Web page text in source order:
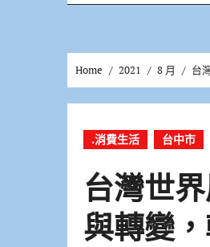
Home 2021 8 月 台
.消費生活 台中市
台灣世
與轉變